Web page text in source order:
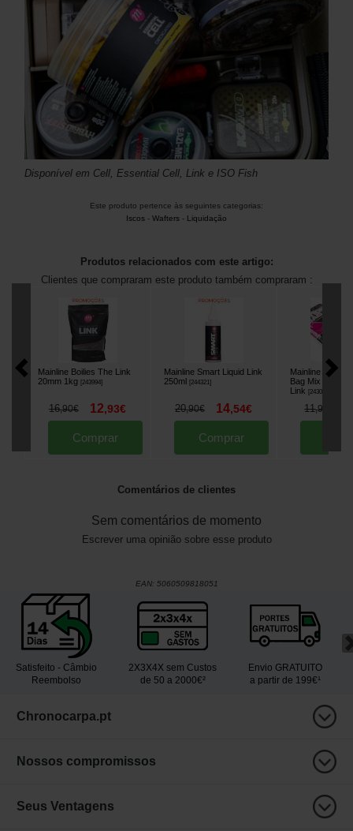
Disponível em Cell, Essential Cell, Link e ISO Fish
Este produto pertence às seguintes categorias:
Iscos - Wafters - Liquidação
Produtos relacionados com este artigo:
Clientes que compraram este produto também compraram :
Mainline Boilies The Link
20mm 1kg [243994]
16,90€ 12,93€
Comprar
Mainline Smart Liquid Link
250ml [244321]
20,90€ 14,54€
Comprar
Mainline Pro
Bag Mix 1kg
Link
[243082
11,90
Comentários de clientes
Sem comentários de momento
Escrever uma opinião sobre esse produto
EAN: 5060509818051
Satisfeito - Câmbio
Reembolso
2X3X4X sem Custos
de 50 a 2000€²
Envio GRATUITO
a partir de 199€¹
Chronocarpa.pt
Nossos compromissos
Seus Ventagens